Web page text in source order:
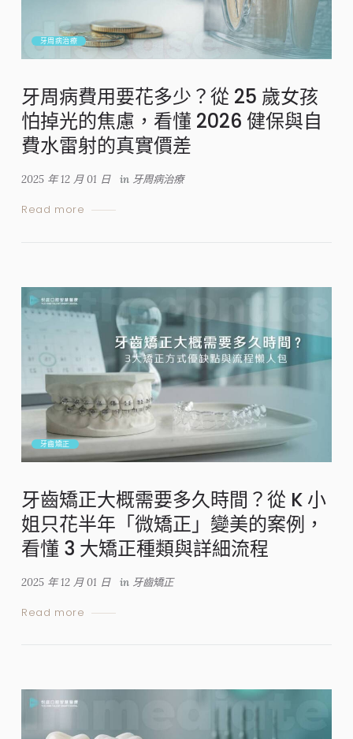
牙周病治療
牙周病費用要花多少？從 25 歲女孩
怕掉光的焦慮，看懂 2026 健保與自
費水雷射的真實價差
2025 年 12 月 01 日 in 牙周病治療
Read more
牙齒矯正
牙齒矯正大概需要多久時間？從 K 小
姐只花半年「微矯正」變美的案例，
看懂 3 大矯正種類與詳細流程
2025 年 12 月 01 日 in 牙齒矯正
Read more